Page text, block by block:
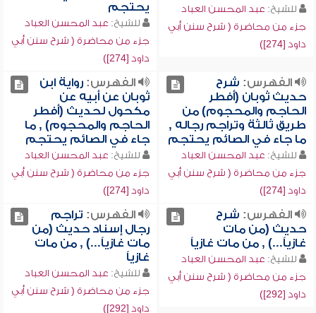
للشيخ: عبد المحسن العباد
جزء من محاضرة ( شرح سنن أبي
داود [274])
يحتجم
للشيخ: عبد المحسن العباد
جزء من محاضرة ( شرح سنن أبي
داود [274])
الفهرس: شرح
حديث ثوبان (أفطر
الحاجم والمحجوم) من
طريق ثالثة وتراجم رجاله ,
ما جاء في الصائم يحتجم
للشيخ: عبد المحسن العباد
جزء من محاضرة ( شرح سنن أبي
داود [274])
الفهرس:رواية ابن
ثوبان عن أبيه عن
مكحول لحديث (أفطر
الحاجم والمحجوم) , ما
جاء في الصائم يحتجم
للشيخ: عبد المحسن العباد
جزء من محاضرة ( شرح سنن أبي
داود [274])
الفهرس: شرح
حديث (من مات
غازياً...) , من مات غازياً
للشيخ: عبد المحسن العباد
جزء من محاضرة ( شرح سنن أبي
داود [292])
الفهرس: تراجم
رجال إسناد حديث (من
مات غازياً...) , من مات
غازياً
للشيخ: عبد المحسن العباد
جزء من محاضرة ( شرح سنن أبي
داود [292])